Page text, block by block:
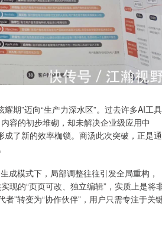
期”迈向“生产力深水区”。过去许多AI工具
容的初步堆砌，却未解决企业级应用中
成了新的效率枷锁。商汤此次突破，正是通
成模式下，局部调整往往引发全局重构，
现的“页页可改、独立编辑”，实质上是将
”转变为“协作伙伴”，用户只需专注于关